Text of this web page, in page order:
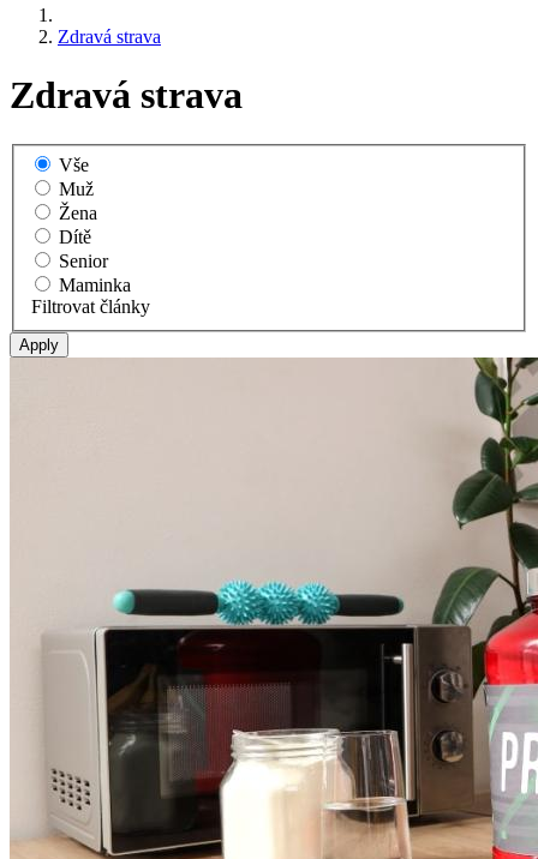
Zdravá strava
Zdravá strava
Vše
Muž
Žena
Dítě
Senior
Maminka
Filtrovat články